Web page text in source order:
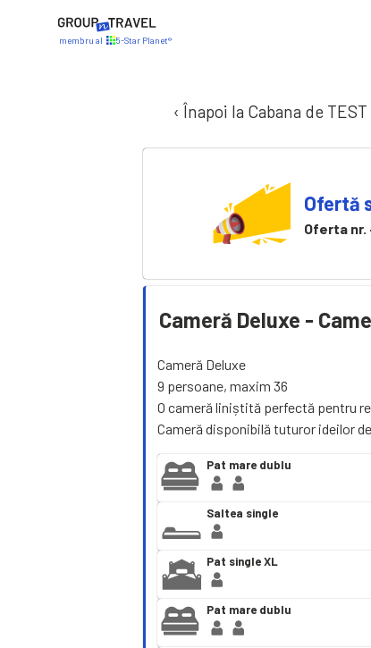
membru al 5-Star Planet®
‹ Înapoi la Cabana de TEST
Ofertă
Oferta nr.
Cameră Deluxe -
Cameră Deluxe
9 persoane, maxim 36
O cameră liniștită perfectă pentru
Cameră disponibilă tuturor ideilor
Pat mare dublu
Saltea single
Pat single XL
Pat mare dublu